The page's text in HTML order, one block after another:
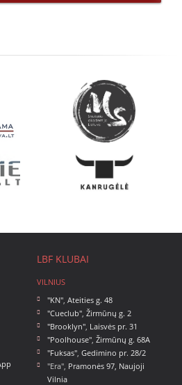
LBF KLUBAI
VILNIUS
"KN", Ateities g. 48
"Cueclub", Žirmūnų g. 2
"Brooklyn", Laisvės pr. 31
"Poolhouse", Žirmūnų g. 68A
"Fuksas", Gedimino pr. 28/2
"Era", Pramonės 97, Naujoji
Vilnia